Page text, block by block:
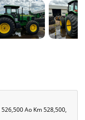
Ao Km 528,500,